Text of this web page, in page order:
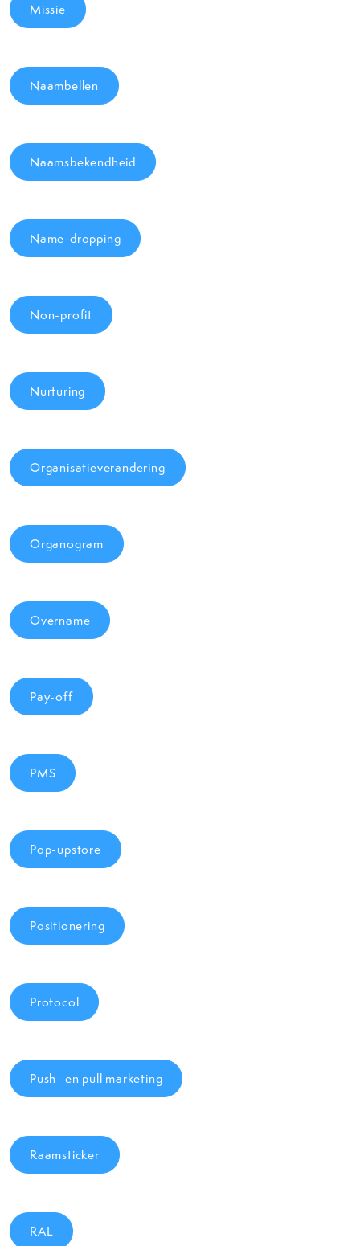
Missie
Naambellen
Naamsbekendheid
Name-dropping
Non-profit
Nurturing
Organisatieverandering
Organogram
Overname
Pay-off
PMS
Pop-upstore
Positionering
Protocol
Push- en pull marketing
Raamsticker
RAL